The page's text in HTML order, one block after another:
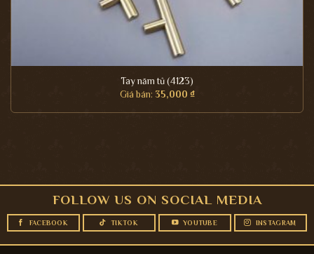
Tay năm tủ (4123)
Giá bán: 35,000 ₫
FOLLOW US ON SOCIAL MEDIA
FACEBOOK TIKTOK YOUTUBE INSTAGRAM